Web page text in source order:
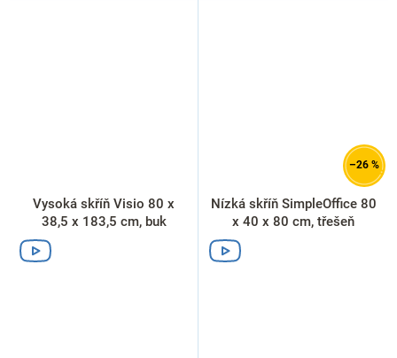
Vysoká skříň Visio 80 x
38,5 x 183,5 cm, buk
–26 %
Nízká skříň SimpleOffice 80
x 40 x 80 cm, třešeň